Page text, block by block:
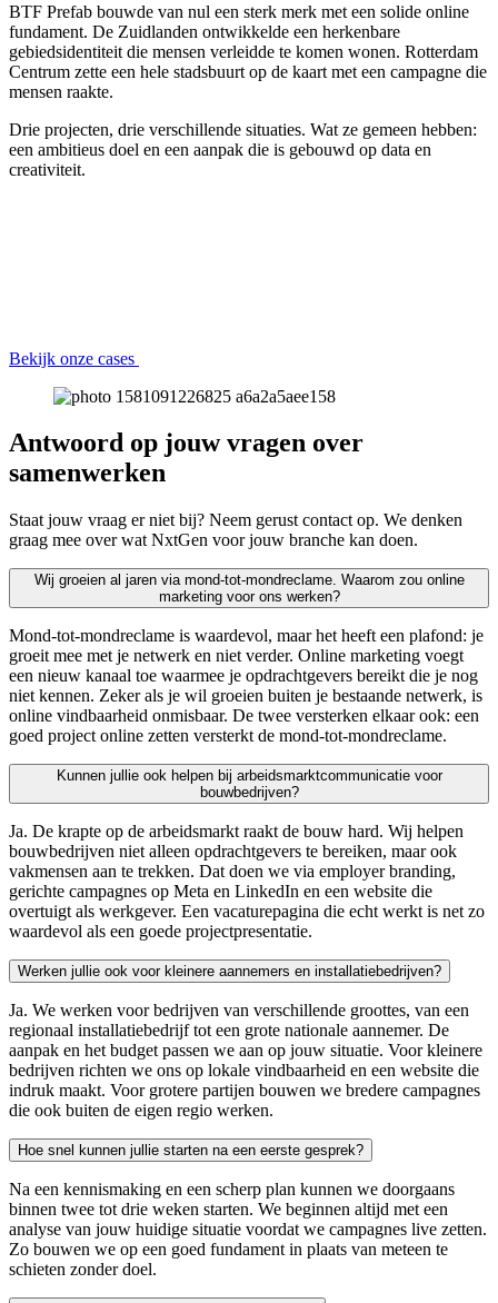
BTF Prefab bouwde van nul een sterk merk met een solide online
fundament. De Zuidlanden ontwikkelde een herkenbare
gebiedsidentiteit die mensen verleidde te komen wonen. Rotterdam
Centrum zette een hele stadsbuurt op de kaart met een campagne die
mensen raakte.
Drie projecten, drie verschillende situaties. Wat ze gemeen hebben:
een ambitieus doel en een aanpak die is gebouwd op data en
creativiteit.
Bekijk onze cases
Antwoord op jouw vragen over
samenwerken
Staat jouw vraag er niet bij? Neem gerust contact op. We denken
graag mee over wat NxtGen voor jouw branche kan doen.
Wij groeien al jaren via mond-tot-mondreclame. Waarom zou online
marketing voor ons werken?
Mond-tot-mondreclame is waardevol, maar het heeft een plafond: je
groeit mee met je netwerk en niet verder. Online marketing voegt
een nieuw kanaal toe waarmee je opdrachtgevers bereikt die je nog
niet kennen. Zeker als je wil groeien buiten je bestaande netwerk, is
online vindbaarheid onmisbaar. De twee versterken elkaar ook: een
goed project online zetten versterkt de mond-tot-mondreclame.
Kunnen jullie ook helpen bij arbeidsmarktcommunicatie voor
bouwbedrijven?
Ja. De krapte op de arbeidsmarkt raakt de bouw hard. Wij helpen
bouwbedrijven niet alleen opdrachtgevers te bereiken, maar ook
vakmensen aan te trekken. Dat doen we via employer branding,
gerichte campagnes op Meta en LinkedIn en een website die
overtuigt als werkgever. Een vacaturepagina die echt werkt is net zo
waardevol als een goede projectpresentatie.
Werken jullie ook voor kleinere aannemers en installatiebedrijven?
Ja. We werken voor bedrijven van verschillende groottes, van een
regionaal installatiebedrijf tot een grote nationale aannemer. De
aanpak en het budget passen we aan op jouw situatie. Voor kleinere
bedrijven richten we ons op lokale vindbaarheid en een website die
indruk maakt. Voor grotere partijen bouwen we bredere campagnes
die ook buiten de eigen regio werken.
Hoe snel kunnen jullie starten na een eerste gesprek?
Na een kennismaking en een scherp plan kunnen we doorgaans
binnen twee tot drie weken starten. We beginnen altijd met een
analyse van jouw huidige situatie voordat we campagnes live zetten.
Zo bouwen we op een goed fundament in plaats van meteen te
schieten zonder doel.